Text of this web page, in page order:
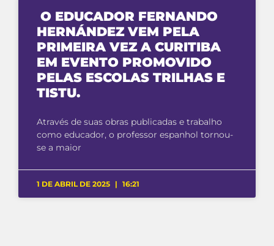
O EDUCADOR FERNANDO
HERNÁNDEZ VEM PELA
PRIMEIRA VEZ A CURITIBA
EM EVENTO PROMOVIDO
PELAS ESCOLAS TRILHAS E
TISTU.
Através de suas obras publicadas e trabalho
como educador, o professor espanhol tornou-
se a maior
1 DE ABRIL DE 2025 16:21